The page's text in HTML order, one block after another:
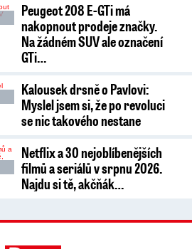
Peugeot 208 E-GTi má
nakopnout prodeje značky.
Na žádném SUV ale označení
GTi…
Kalousek drsně o Pavlovi:
Myslel jsem si, že po revoluci
se nic takového nestane
Netflix a 30 nejoblíbenějších
filmů a seriálů v srpnu 2026.
Najdu si tě, akčňák…